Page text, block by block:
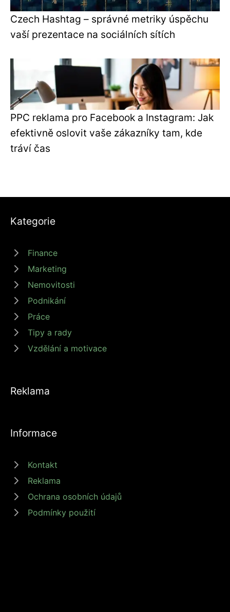
Czech Hashtag – správné metriky úspěchu
vaší prezentace na sociálních sítích
PPC reklama pro Facebook a Instagram: Jak
efektivně oslovit vaše zákazníky tam, kde
tráví čas
Kategorie
Finance
Marketing
Nemovitosti
Podnikání
Práce
Tipy a rady
Vzdělání a motivace
Reklama
Informace
Kontakt
Reklama
Ochrana osobních údajů
Podmínky použití